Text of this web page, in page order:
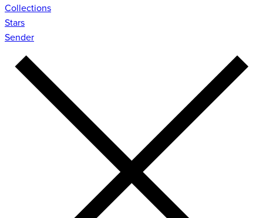
Collections
Stars
Sender